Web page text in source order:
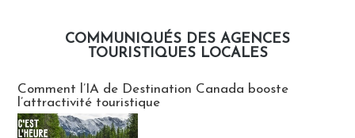
COMMUNIQUÉS DES AGENCES
TOURISTIQUES LOCALES
Comment l’IA de Destination Canada booste
l’attractivité touristique